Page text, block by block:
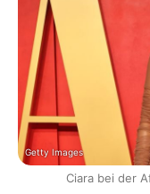
Getty Images
Ciara bei der